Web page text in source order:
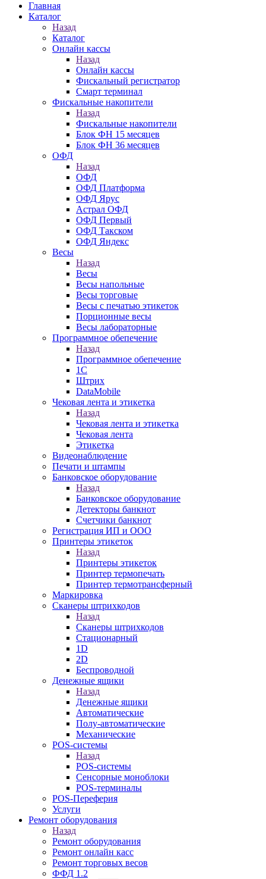
Главная
Каталог
Назад
Каталог
Онлайн кассы
Назад
Онлайн кассы
Фискальный регистратор
Смарт терминал
Фискальные накопители
Назад
Фискальные накопители
Блок ФН 15 месяцев
Блок ФН 36 месяцев
ОФД
Назад
ОФД
ОФД Платформа
ОФД Ярус
Астрал ОФД
ОФД Первый
ОФД Такском
ОФД Яндекс
Весы
Назад
Весы
Весы напольные
Весы торговые
Весы с печатью этикеток
Порционные весы
Весы лабораторные
Программное обепечение
Назад
Программное обепечение
1С
Штрих
DataMobile
Чековая лента и этикетка
Назад
Чековая лента и этикетка
Чековая лента
Этикетка
Видеонаблюдение
Печати и штампы
Банковское оборудование
Назад
Банковское оборудование
Детекторы банкнот
Счетчики банкнот
Регистрация ИП и ООО
Принтеры этикеток
Назад
Принтеры этикеток
Принтер термопечать
Принтер термотрансферный
Маркировка
Сканеры штрихкодов
Назад
Сканеры штрихкодов
Стационарный
1D
2D
Беспроводной
Денежные ящики
Назад
Денежные ящики
Автоматические
Полу-автоматические
Механические
POS-системы
Назад
POS-системы
Сенсорные моноблоки
POS-терминалы
POS-Переферия
Услуги
Ремонт оборудования
Назад
Ремонт оборудования
Ремонт онлайн касс
Ремонт торговых весов
ФФД 1.2